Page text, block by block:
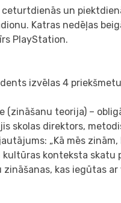
un
Katras nedēļas
PlayStation.
izvēlas 4
(zināšanu teorija) –
skolas direktors,
„Kā mēs
konteksta skatu
zināšanas, kas iegūtas